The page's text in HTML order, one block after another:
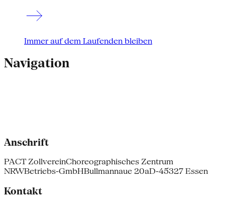
Immer auf dem Laufenden bleiben
Navigation
Anschrift
PACT ZollvereinChoreographisches Zentrum
NRWBetriebs-GmbHBullmannaue 20aD-45327 Essen
Kontakt